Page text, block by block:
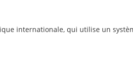
internationale, qui utilise un